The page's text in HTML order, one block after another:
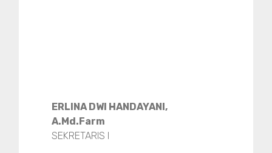
ERLINA DWI HANDAYANI,
A.Md.Farm
SEKRETARIS I